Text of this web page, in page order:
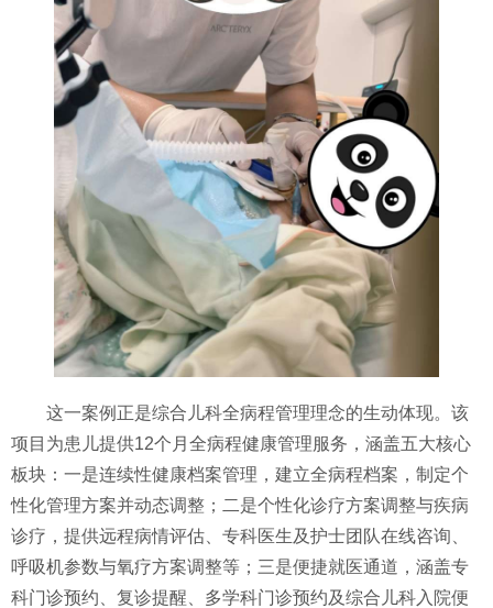
这一案例正是综合儿科全病程管理理念的生动体现。该
项目为患儿提供12个月全病程健康管理服务，涵盖五大核心
板块：一是连续性健康档案管理，建立全病程档案，制定个
性化管理方案并动态调整；二是个性化诊疗方案调整与疾病
诊疗，提供远程病情评估、专科医生及护士团队在线咨询、
呼吸机参数与氧疗方案调整等；三是便捷就医通道，涵盖专
科门诊预约、复诊提醒、多学科门诊预约及综合儿科入院便